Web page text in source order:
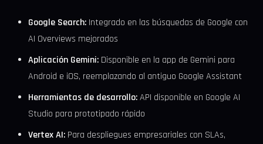
Google Search: Integrado en las búsquedas de Google con
AI Overviews mejorados
Aplicación Gemini: Disponible en la app de Gemini para
Android e iOS, reemplazando al antiguo Google Assistant
Herramientas de desarrollo:API disponible en Google AI
Studio para prototipado rápido
Vertex AI: Para despliegues empresariales con SLAs,